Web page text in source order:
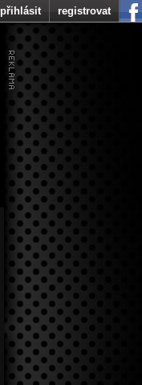
přihlásit registrovat